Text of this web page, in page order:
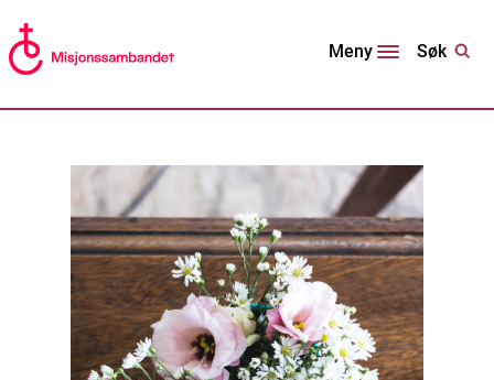
Meny Søk